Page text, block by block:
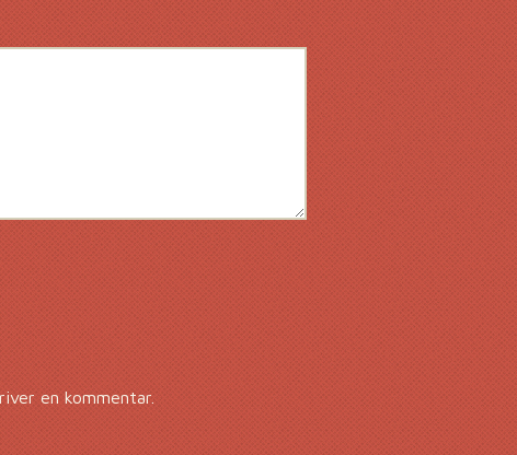
en kommentar.